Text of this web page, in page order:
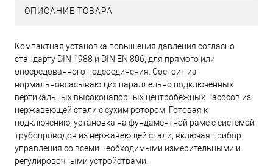
ОПИСАНИЕ ТОВАРА
Компактная установка повышения давления согласно
стандарту DIN 1988 и DIN EN 806, для прямого или
опосредованного подсоединения. Состоит из
нормальновсасывающих параллельно подключенных
вертикальных высоконапорных центробежных насосов из
нержавеющей стали с сухим ротором. Готовая к
подключению, установка на фундаментной раме с системой
трубопроводов из нержавеющей стали, включая прибор
управления со всеми необходимыми измерительными и
регулировочными устройствами.